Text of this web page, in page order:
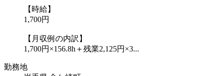
【時給】
1,700円
【月収例の内訳】
1,700円×156.8h＋残業2,125円×3...
勤務地